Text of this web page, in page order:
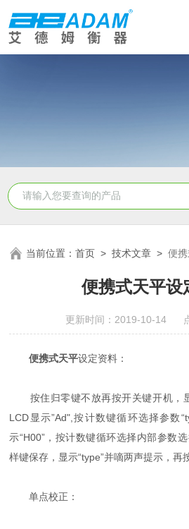
当前位置：首页 >技术文章 >便
便携式天平设
更新时间：2019-10-14
便携式天平设定资料：
按住归零键不放再按开关键开机，
LCD显示”Ad",按计数键循环选择参数
示“H00”，按计数键循环选择内部参数
样键保存，显示“type”并嘀两声提示，再
单点校正：